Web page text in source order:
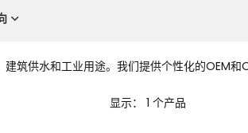
筑供水和工业用途。我们提供个性化的OEM和
显示： 1 个产品